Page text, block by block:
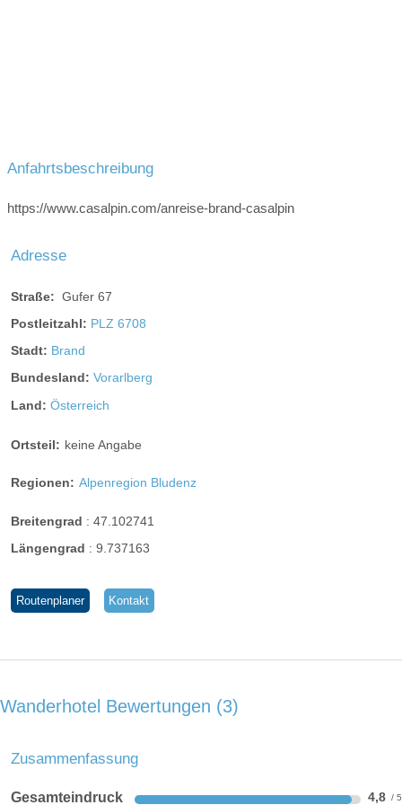
Anfahrtsbeschreibung
https://www.casalpin.com/anreise-brand-casalpin
Adresse
Straße: Gufer 67
Postleitzahl: PLZ 6708
Stadt: Brand
Bundesland: Vorarlberg
Land: Österreich
Ortsteil: keine Angabe
Regionen: Alpenregion Bludenz
Breitengrad : 47.102741
Längengrad : 9.737163
Routenplaner Kontakt
Wanderhotel Bewertungen 3
Zusammenfassung
Gesamteindruck 4,8